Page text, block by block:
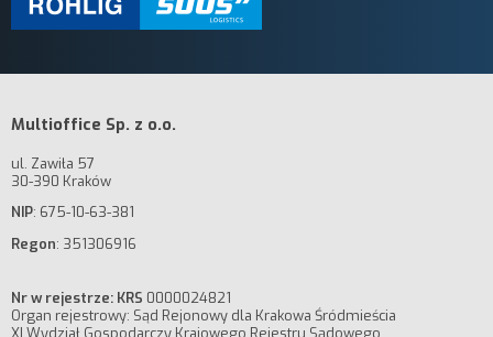
Multioffice Sp. z o.o.
ul. Zawiła 57
30-390 Kraków
NIP: 675-10-63-381
Regon: 351306916
Nr w rejestrze: KRS 0000024821
Organ rejestrowy: Sąd Rejonowy dla Krakowa Śródmieścia
XI Wydział Gospodarczy Krajowego Rejestru Sądowego